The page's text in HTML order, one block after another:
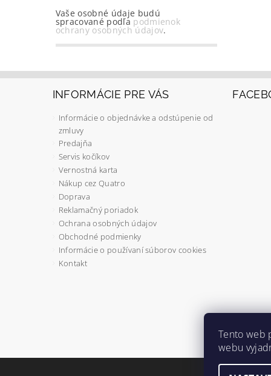
Vaše osobné údaje budú
spracované podľa podmienok
ochrany osobných údajov.
INFORMÁCIE PRE VÁS
Informácie o objednávke a odstúpenie od
zmluvy
Predajňa
Servis kočíkov
Vernostná karta
Nákup cez Quatro
Doprava
Reklamačný poriadok
Ochrana osobných údajov
Obchodné podmienky
Informácie o používaní súborov cookies
Kontakt
Tento web
webu